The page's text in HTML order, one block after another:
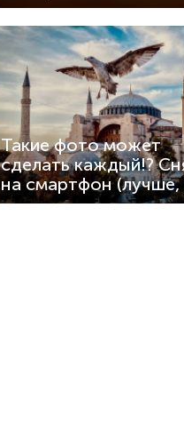
Такие фото может
сделать каждый!?
на смартфон (лучше,